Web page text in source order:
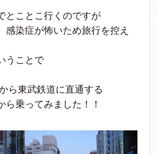
とことこ行くのですが
感染症が怖いため旅行を控え
うことで
ら東武鉄道に直通する
ら乗ってみました！！